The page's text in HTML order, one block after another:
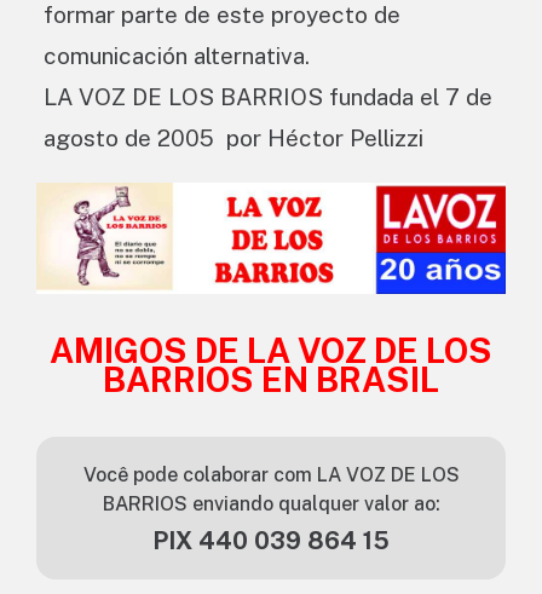
formar parte de este proyecto de
comunicación alternativa.
LA VOZ DE LOS BARRIOS fundada el 7 de
agosto de 2005 por Héctor Pellizzi
AMIGOS DE LA VOZ DE LOS
BARRIOS EN BRASIL
Você pode colaborar com LA VOZ DE LOS
BARRIOS enviando qualquer valor ao:
PIX 440 039 864 15